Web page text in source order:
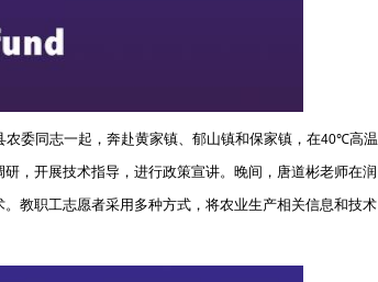
委同志一起，奔赴黄家镇、郁山镇和保家镇，在40℃高温
，开展技术指导，进行政策宣讲。晚间，唐道彬老师在润
教职工志愿者采用多种方式，将农业生产相关信息和技术